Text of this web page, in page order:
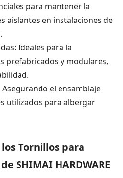
para mantener la
aislantes en instalaciones de
Ideales para la
prefabricados y modulares,
el ensamblaje
utilizados para albergar
Tornillos para
SHIMAI HARDWARE